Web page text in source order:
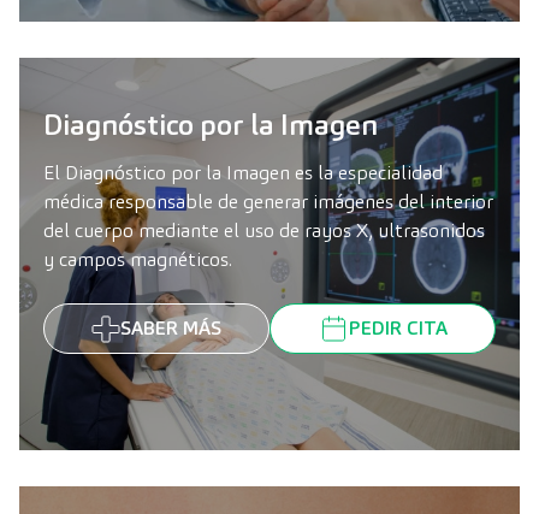
Diagnóstico por la Imagen
El Diagnóstico por la Imagen es la especialidad
médica responsable de generar imágenes del interior
del cuerpo mediante el uso de rayos X, ultrasonidos
y campos magnéticos.
SABER MÁS PEDIR CITA